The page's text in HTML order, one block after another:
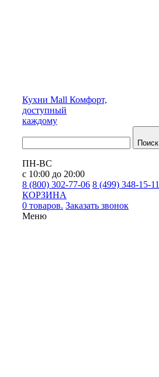
Кухни Mall Комфорт,
доступный
каждому
Поиск
ПН-ВС
с 10:00 до 20:00
8 (800) 302-77-06 8 (499) 348-15-11
КОРЗИНА
0 товаров. Заказать звонок
Меню